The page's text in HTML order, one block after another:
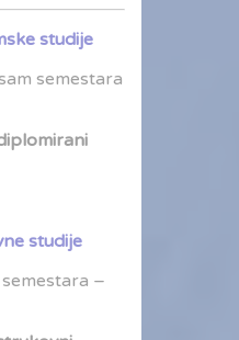
studije
semestara
studije
–